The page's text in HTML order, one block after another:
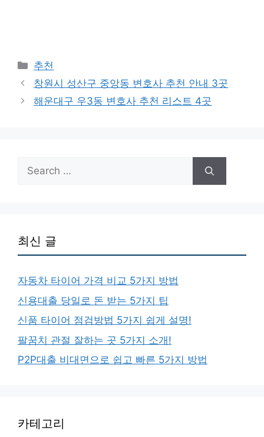
Categories
추천
창원시 성산구 중앙동 변호사 추천 안내 3곳
해운대구 우3동 변호사 추천 리스트 4곳
Search
for:
최신 글
자동차 타이어 가격 비교 5가지 방법
신용대출 당일로 돈 받는 5가지 팁
신품 타이어 점검방법 5가지 쉽게 설명!
팔꿈치 관절 잘하는 곳 5가지 소개!
P2P대출 비대면으로 쉽고 빠른 5가지 방법
카테고리